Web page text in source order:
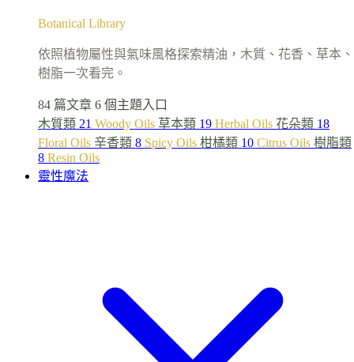
Botanical Library
依照植物屬性與氣味風格探索精油，木質、花香、草本、
樹脂一次看完。
84 篇文章 6 個主題入口
木質類 21 Woody Oils 草本類 19 Herbal Oils 花朵類 18
Floral Oils 辛香類 8 Spicy Oils 柑橘類 10 Citrus Oils 樹脂類
8 Resin Oils
靈性魔法